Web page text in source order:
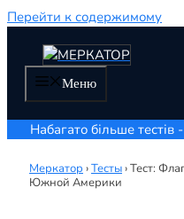
Перейти к содержимому
Меню
Набагато більше тестів
Меркатор ›Тесты›Тест:
Южной Америки